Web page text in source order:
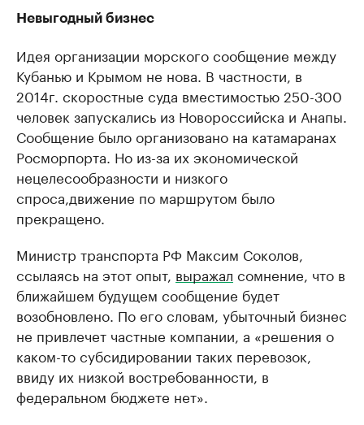
Невыгодный бизнес
Идея организации морского сообщение между
Кубанью и Крымом не нова. В частности, в
2014г. скоростные суда вместимостью 250-300
человек запускались из Новороссийска и Анапы.
Сообщение было организовано на катамаранах
Росморпорта. Но из-за их экономической
нецелесообразности и низкого
спроса,движение по маршрутом было
прекращено.
Министр транспорта РФ Максим Соколов,
ссылаясь на этот опыт, выражал сомнение, что в
ближайшем будущем сообщение будет
возобновлено. По его словам, убыточный бизнес
не привлечет частные компании, а «решения о
каком-то субсидировании таких перевозок,
ввиду их низкой востребованности, в
федеральном бюджете нет».